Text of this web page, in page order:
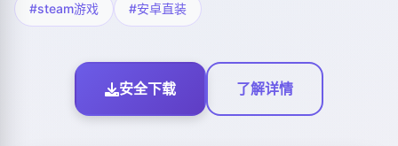
#steam游戏 #安卓直装
安全下载 了解详情